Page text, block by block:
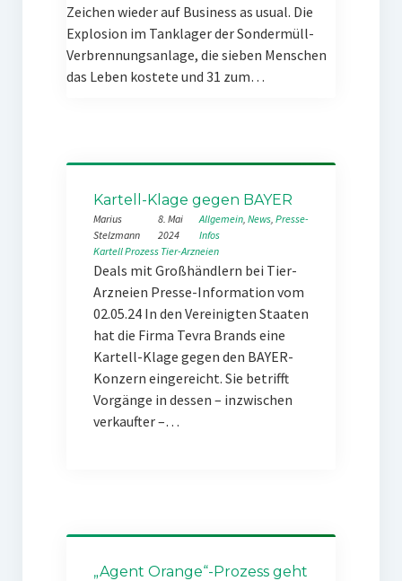
Zeichen wieder auf Business as usual. Die
Explosion im Tanklager der Sondermüll-
Verbrennungsanlage, die sieben Menschen
das Leben kostete und 31 zum…
Kartell-Klage gegen BAYER
Marius
Stelzmann
8. Mai
2024
Allgemein, News, Presse-
Infos
KartellProzess Tier-Arzneien
Deals mit Großhändlern bei Tier-
Arzneien Presse-Information vom
02.05.24 In den Vereinigten Staaten
hat die Firma Tevra Brands eine
Kartell-Klage gegen den BAYER-
Konzern eingereicht. Sie betrifft
Vorgänge in dessen – inzwischen
verkaufter –…
„Agent Orange“-Prozess geht